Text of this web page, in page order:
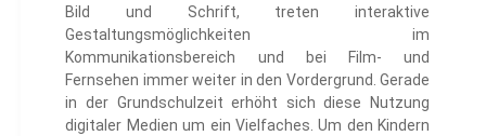
Bild und Schrift, treten interaktive
Gestaltungsmöglichkeiten im
Kommunikationsbereich und bei Film- und
Fernsehen immer weiter in den Vordergrund. Gerade
in der Grundschulzeit erhöht sich diese Nutzung
digitaler Medien um ein Vielfaches. Um den Kindern